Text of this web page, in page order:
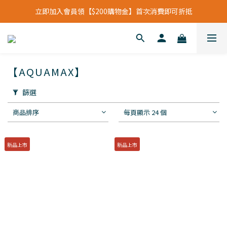
立即加入會員領【$200購物金】首次消費即可折抵
立即加入會員領【$200購物金】首次消費即可折抵
會員福利新升級⁺紅利點數【1點折抵現金$1元】
【AQUAMAX】
篩選
商品排序 每頁顯示 24 個
新品上市 新品上市